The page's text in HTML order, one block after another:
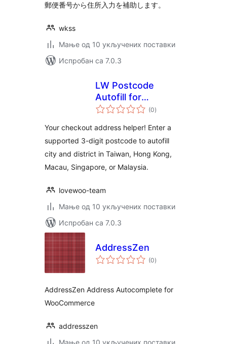
郵便番号から住所入力を補助します。
wkss
Мање од 10 укључених поставки
Испробан са 7.0.3
LW Postcode
Autofill for
WooCommerce
(0укупних
оцена
)
Your checkout address helper! Enter a
supported 3-digit postcode to autofill
city and district in Taiwan, Hong Kong,
Macau, Singapore, or Malaysia.
lovewoo-team
Мање од 10 укључених поставки
Испробан са 7.0.3
AddressZen
(0укупних
оцена
)
AddressZen Address Autocomplete for
WooCommerce
addresszen
Мање од 10 укључених поставки